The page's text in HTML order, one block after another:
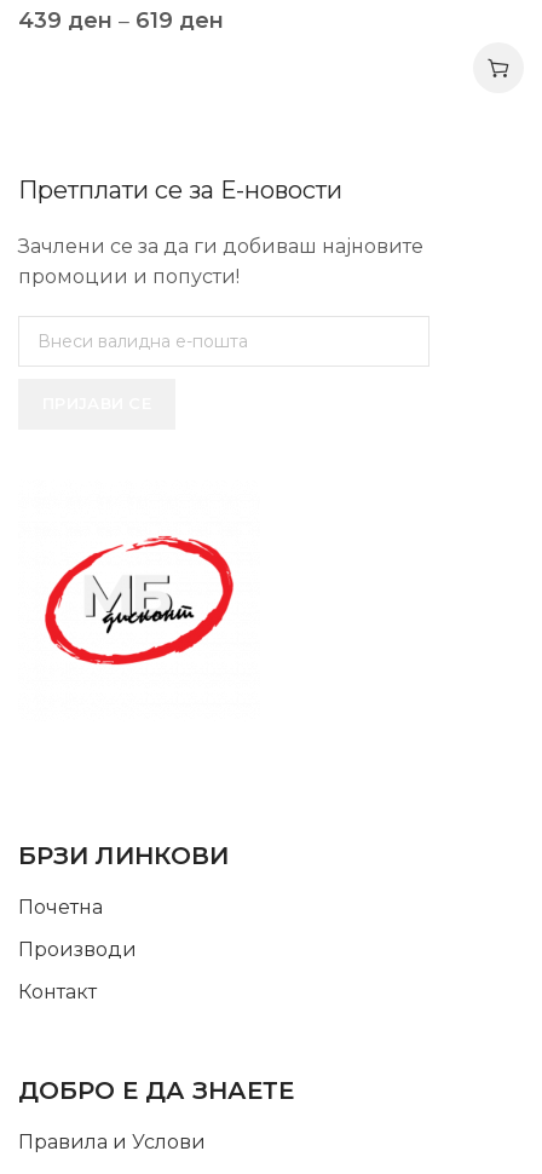
439 ден – 619 ден
Претплати се за Е-новости
Зачлени се за да ги добиваш најновите
промоции и попусти!
БРЗИ ЛИНКОВИ
Почетна
Производи
Контакт
ДОБРО Е ДА ЗНАЕТЕ
Правила и Услови